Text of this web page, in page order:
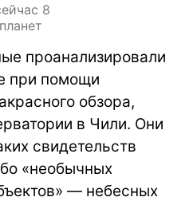
8
проанализировали
при помощи
обзора,
в Чили. Они
свидетельств
«необычных
— небесных